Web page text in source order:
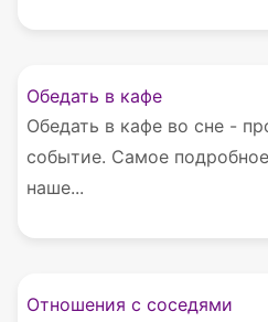
Обедать в кафе
Обедать в кафе во сне -
событие. Самое
наше...
Отношения с соседями